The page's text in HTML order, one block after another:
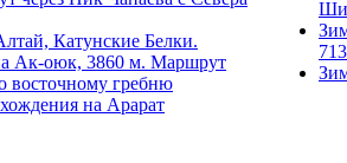
Катунские Белки.
Ак-оюк, 3860 м. Маршрут
восточному гребню
на Арарат